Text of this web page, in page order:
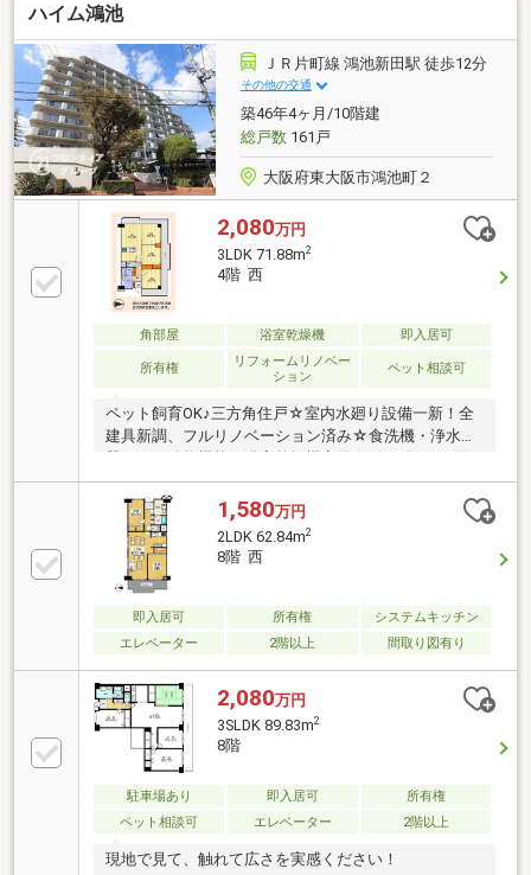
ハイム鴻池
ＪＲ片町線 鴻池新田駅 徒歩12分
その他の交通
築46年4ヶ月/10階建
総戸数161戸
大阪府東大阪市鴻池町２
2,080万円
3LDK 71.88m2
4階 西
角部屋 浴室乾燥機 即入居可
所有権
リフォームリノベー
ション
ペット相談可
ペット飼育OK♪三方角住戸☆室内水廻り設備一新！全
建具新調、フルリノベーション済み☆食洗機・浄水
器・バス追炊機能・浴室乾燥機完備☆引き廻しの3面
バルコニー☆室内フラット仕様です♪
1,580万円
2LDK 62.84m2
8階 西
即入居可 所有権
システムキッチン
エレベーター
2階以上 間取り図有り
2,080万円
3SLDK 89.83m2
8階
駐車場あり 即入居可
所有権
ペット相談可
エレベーター 2階以上
現地で見て、触れて広さを実感ください！